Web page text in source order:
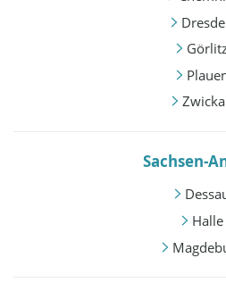
Sachsen-
Halle